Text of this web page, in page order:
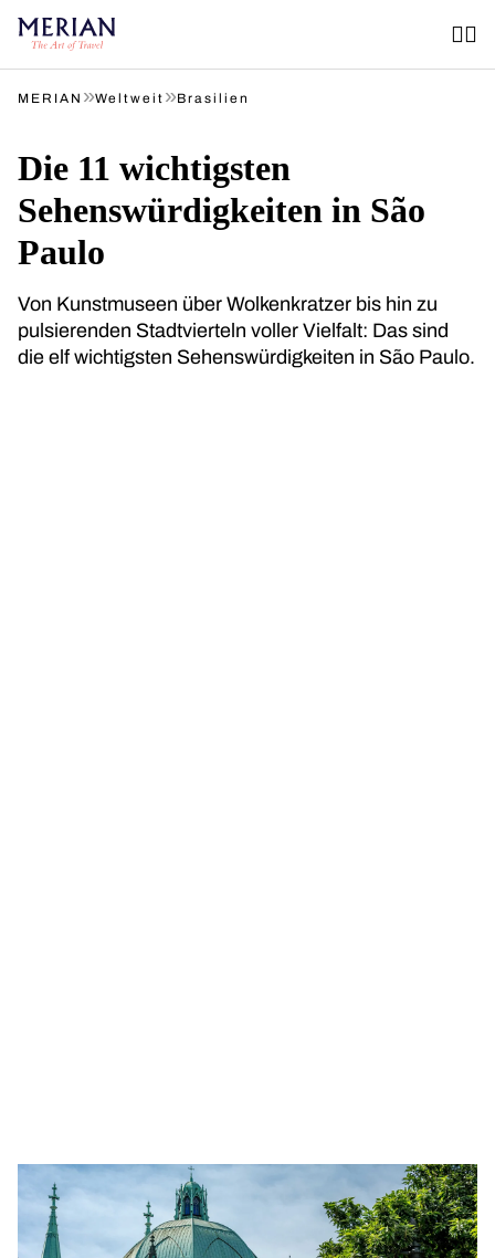
MERIAN »Weltweit »Brasilien
Die 11 wichtigsten
Sehenswürdigkeiten in São
Paulo
Von Kunstmuseen über Wolkenkratzer bis hin zu
pulsierenden Stadtvierteln voller Vielfalt: Das sind
die elf wichtigsten Sehenswürdigkeiten in São Paulo.